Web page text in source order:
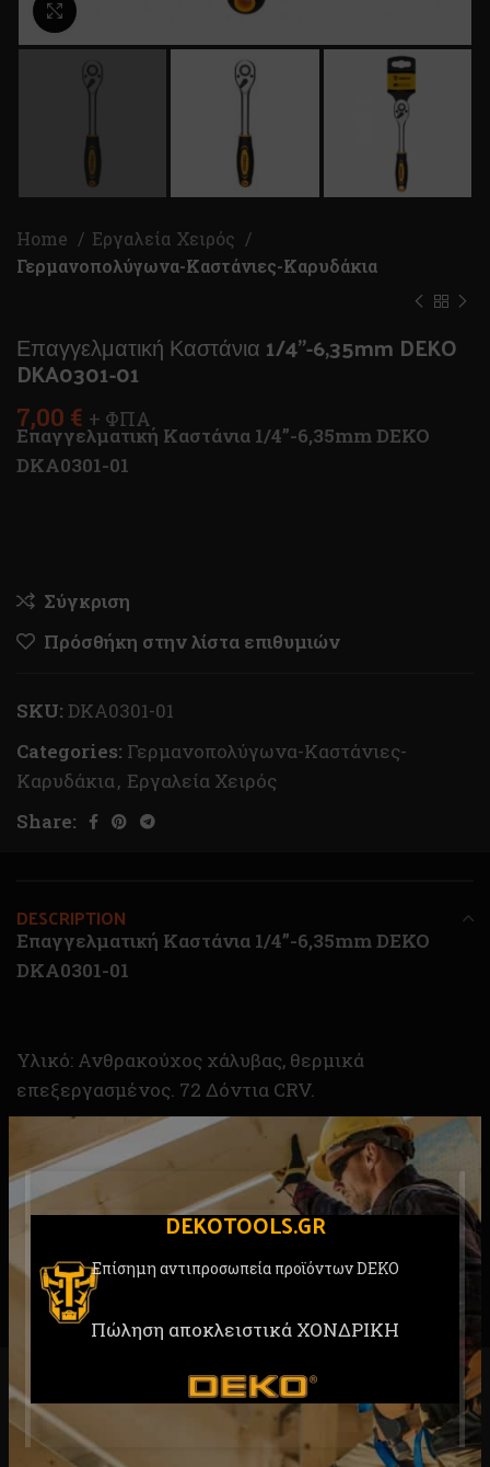
DEKOTOOLS.GR
Επίσημη αντιπροσωπεία προϊόντων DEKO
Πώληση αποκλειστικά ΧΟΝΔΡΙΚΗ
Home
Εργαλεία Χειρός
Γερμανοπολύγωνα-Καστάνιες-Καρυδάκια
Επαγγελματική Καστάνια 1/4”-6,35mm DEKO
DKA0301-01
7,00 € + ΦΠΑ
Επαγγελματική Καστάνια 1/4”-6,35mm DEKO
DKA0301-01
Σύγκριση
Πρόσθήκη στην λίστα επιθυμιών
SKU: DKA0301-01
Categories: Γερμανοπολύγωνα-Καστάνιες-
Καρυδάκια, Εργαλεία Χειρός
Share:
DESCRIPTION
Επαγγελματική Καστάνια 1/4”-6,35mm DEKO
DKA0301-01
Υλικό: Ανθρακούχος χάλυβας, θερμικά
επεξεργασμένος. 72 Δόντια CRV.
Μέγεθος: 1/4 ” (6.35mm)
Φινίρισμα: επιχρωμιωμένο ματ φινίρισμα
RELATED PRODUCTS